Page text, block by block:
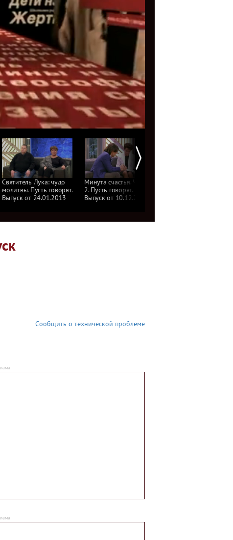
Святитель Лука: чудо
молитвы. Пусть говорят.
Выпуск от 24.01.2013
Минута счастья. Часть
2. Пусть говорят.
Выпуск от 10.12.2012
Сообщить о технической проблеме